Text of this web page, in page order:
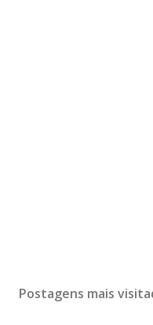
Postagens mais